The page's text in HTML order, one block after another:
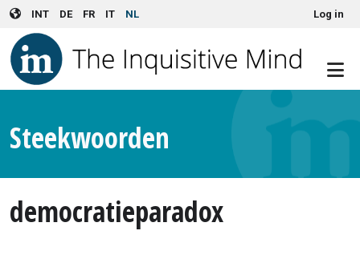
Skip to main content
INT DE FR IT NL User account menuLog in
Steekwoorden
democratieparadox